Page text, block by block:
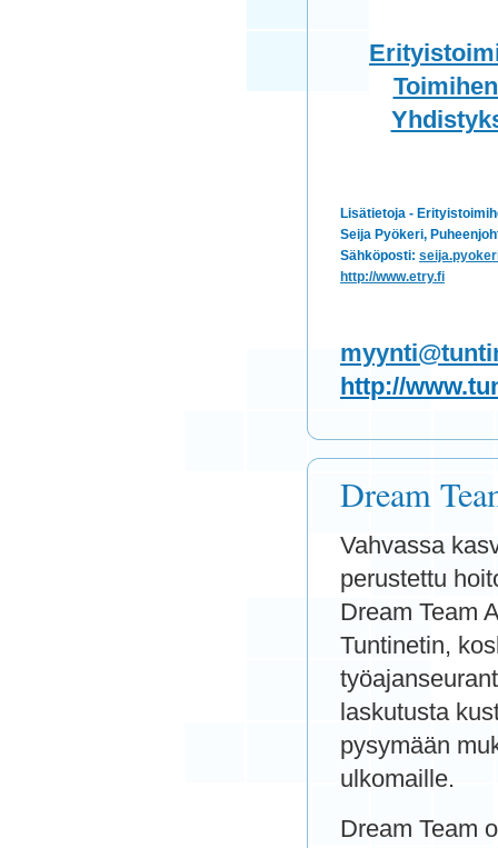
Lisätietoja -
Seija Pyökeri,
Sähköposti:
http://www.etry.fi
http://
Dream
Vahvassa
perustettu
Dream Team
Tuntinetin,
laskutusta
pysymään
ulkomaille.
Dream Team